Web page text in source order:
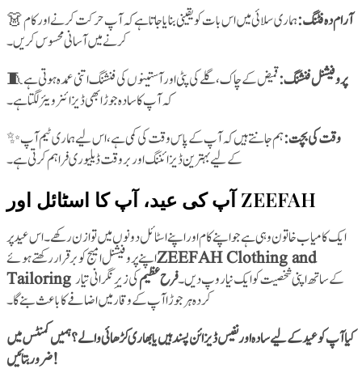
👗
آرام دہ فٹنگ:ہماری سلائی میں اس بات کو یقینی بنایا جاتا ہے کہ آپ حرکت کرنے اور کام
کرنے میں آسانی محسوس کریں۔
🧵
پروفیشنل فنشنگ:قمیض کے چاک، گلے کی پٹی اور آستینوں کی فنشنگ اتنی عمدہ ہوتی ہے
کہ آپ کا سادہ جوڑا بھی ڈیزائنر ویئر لگتا ہے۔
✨
وقت کی بچت:ہم جانتے ہیں کہ آپ کے پاس وقت کی کمی ہے، اس لیے ہماری ٹیم آپ
کے لیے بہترین ڈیزائننگ اور بروقت ڈیلیوری فراہم کرتی ہے۔
آپ کی عید، آپ کا اسٹائل اور ZEEFAH
ایک کامیاب خاتون وہی ہے جو اپنے کام اور اپنے اسٹائل دونوں میں توازن رکھے۔ اس عید پر
ZEEFAH Clothing and
Tailoring
کے ساتھ اپنی شخصیت کو ایک نیا روپ دیں۔فرح عظیمکی زیرِ نگرانی تیار
کردہ ہر جوڑا آپ کے وقار میں اضافے کا باعث بنے گا۔
کیا آپ کو عید کے لیے سادہ اور نفیس ڈیزائن پسند ہیں یا بھاری کڑھائی والے؟ ہمیں کمنٹس میں
ضرور بتائیں!